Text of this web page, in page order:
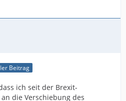
Beitrag
ich seit der Brexit-
die Verschiebung des